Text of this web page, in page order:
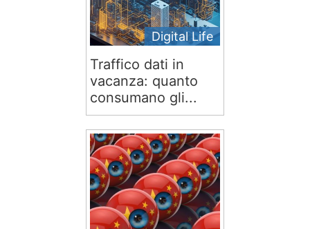
Digital Life
Traffico dati in
vacanza: quanto
consumano gli...